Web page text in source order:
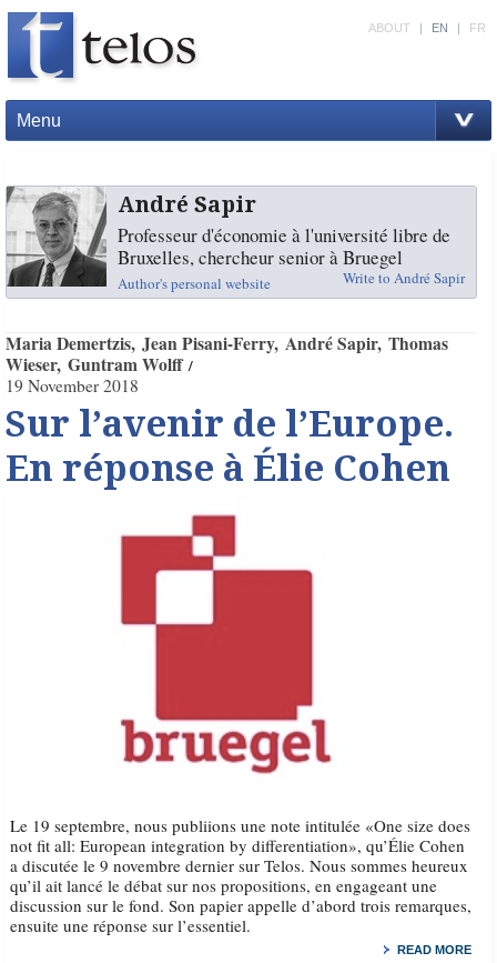
Menu
ABOUT | EN | FR
André Sapir
Professeur d'économie à l'université libre de
Bruxelles, chercheur senior à Bruegel
Author's personal website Write to André Sapir
Maria Demertzis Jean Pisani-Ferry André Sapir Thomas
Wieser Guntram Wolff
19 November 2018
Sur l’avenir de l’Europe.
En réponse à Élie Cohen
Le 19 septembre, nous publiions une note intitulée «One size does
not fit all: European integration by differentiation», qu’Élie Cohen
a discutée le 9 novembre dernier sur Telos. Nous sommes heureux
qu’il ait lancé le débat sur nos propositions, en engageant une
discussion sur le fond. Son papier appelle d’abord trois remarques,
ensuite une réponse sur l’essentiel.
READ MORE